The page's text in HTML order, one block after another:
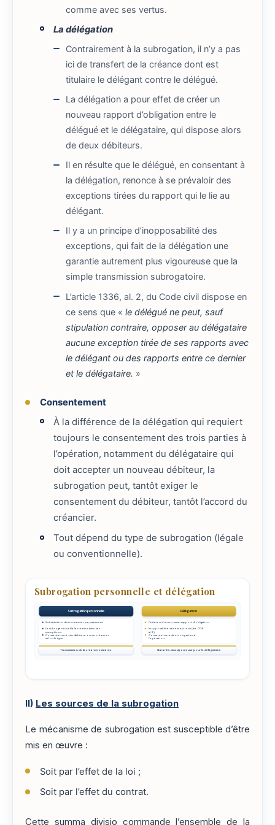
comme avec ses vertus.
La délégation
Contrairement à la subrogation, il n’y a pas
ici de transfert de la créance dont est
titulaire le délégant contre le délégué.
La délégation a pour effet de créer un
nouveau rapport d’obligation entre le
délégué et le délégataire, qui dispose alors
de deux débiteurs.
Il en résulte que le délégué, en consentant à
la délégation, renonce à se prévaloir des
exceptions tirées du rapport qui le lie au
délégant.
Il y a un principe d’inopposabilité des
exceptions, qui fait de la délégation une
garantie autrement plus vigoureuse que la
simple transmission subrogatoire.
L’article 1336, al. 2, du Code civil dispose en
ce sens que «le délégué ne peut, sauf
stipulation contraire, opposer au délégataire
aucune exception tirée de ses rapports avec
le délégant ou des rapports entre ce dernier
et le délégataire. »
Consentement
À la différence de la délégation qui requiert
toujours le consentement des trois parties à
l’opération, notamment du délégataire qui
doit accepter un nouveau débiteur, la
subrogation peut, tantôt exiger le
consentement du débiteur, tantôt l’accord du
créancier.
Tout dépend du type de subrogation (légale
ou conventionnelle).
Subrogation personnelle et délégation
Subrogation personnelle Délégation
Substitution d'un créancier par paiement
Le subrogé recueille la créance avec ses
exceptions
Consentement : du débiteur ou du créancier
selon le type
Création d'un nouveau rapport d'obligation
Inopposabilité des exceptions (art. 1336,
al. 2)
Consentement des trois parties à
l'opération
Transmission de la créance existante Garantie plus vigoureuse pour le délégataire
II) Les sources de la subrogation
Le mécanisme de subrogation est susceptible d’être
mis en œuvre :
Soit par l’effet de la loi ;
Soit par l’effet du contrat.
Cette summa divisio commande l’ensemble de la